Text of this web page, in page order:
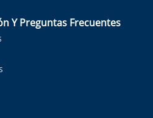
Y Preguntas Frecuentes